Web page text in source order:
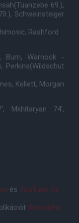
69.),
Schweinsteiger
Rashford
Burn, Warnock -
Perkins(Wildschut
Kellett, Morgan
Mkhitaryan 74',
és YouTube-on
Androidra